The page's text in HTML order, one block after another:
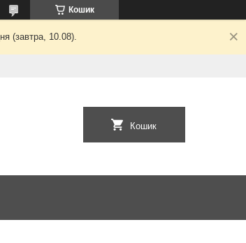
Кошик
(завтра, 10.08).
Кошик